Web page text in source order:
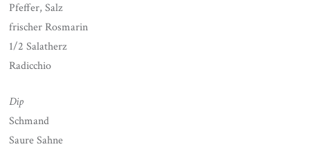
Pfeffer, Salz
frischer Rosmarin
1/2 Salatherz
Radicchio
Dip
Schmand
Saure Sahne